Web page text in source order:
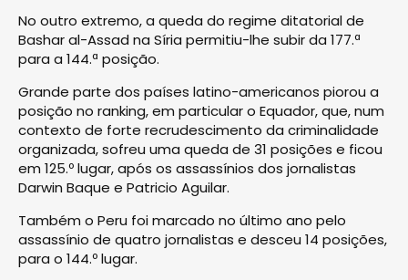
No outro extremo, a queda do regime ditatorial de
Bashar al-Assad na Síria permitiu-lhe subir da 177.ª
para a 144.ª posição.
Grande parte dos países latino-americanos piorou a
posição no ranking, em particular o Equador, que, num
contexto de forte recrudescimento da criminalidade
organizada, sofreu uma queda de 31 posições e ficou
em 125.º lugar, após os assassínios dos jornalistas
Darwin Baque e Patricio Aguilar.
Também o Peru foi marcado no último ano pelo
assassínio de quatro jornalistas e desceu 14 posições,
para o 144.º lugar.